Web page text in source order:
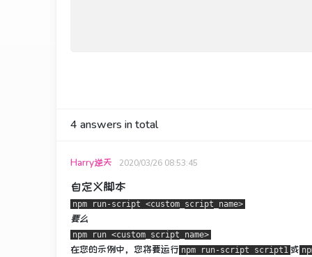
4 answers in total
Harry逆天 2020/03/26 08:53:45
自定义脚本
npm run-script <custom_script_name>
要么
npm run <custom_script_name>
在您的示例中，您将要运行 npm run-script script1 或